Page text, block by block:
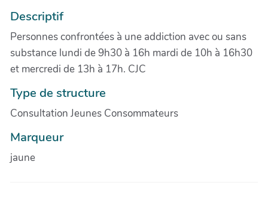
Descriptif
Personnes confrontées à une addiction avec ou sans
substance lundi de 9h30 à 16h mardi de 10h à 16h30
et mercredi de 13h à 17h. CJC
Type de structure
Consultation Jeunes Consommateurs
Marqueur
jaune